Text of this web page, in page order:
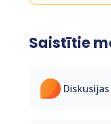
Saistītie
Diskusijas